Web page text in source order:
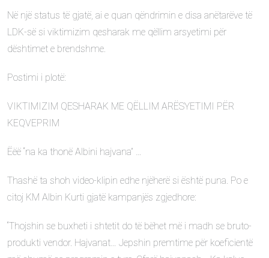
Në një status të gjatë, ai e quan qëndrimin e disa anëtarëve të
LDK-së si viktimizim qesharak me qëllim arsyetimi për
dështimet e brendshme.
Postimi i plotë:
VIKTIMIZIM QESHARAK ME QËLLIM ARËSYETIMI PËR
KEQVEPRIM
Ëëë “na ka thonë Albini hajvana” …
Thashë ta shoh video-klipin edhe njëherë si është puna. Po e
citoj KM Albin Kurti gjatë kampanjës zgjedhore:
“Thojshin se buxheti i shtetit do të bëhet më i madh se bruto-
produkti vendor. Hajvanat… Jepshin premtime për koeficientë